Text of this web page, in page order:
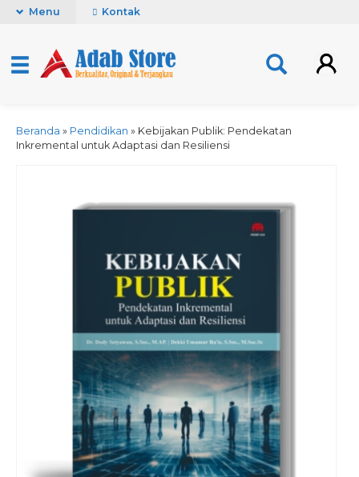
Menu Kontak
Beranda » Pendidikan » Kebijakan Publik: Pendekatan
Inkremental untuk Adaptasi dan Resiliensi